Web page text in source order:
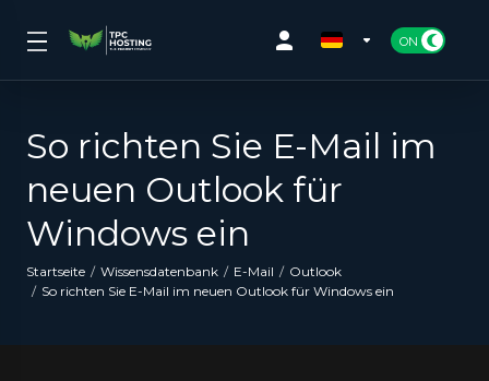
So richten Sie E-Mail im
neuen Outlook für
Windows ein
Startseite Wissensdatenbank E-Mail
Outlook
So richten Sie E-Mail im neuen Outlook für Windows ein